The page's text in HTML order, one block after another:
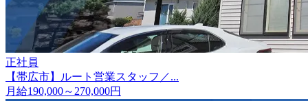
正社員
【帯広市】ルート営業スタッフ／...
月給190,000～270,000円